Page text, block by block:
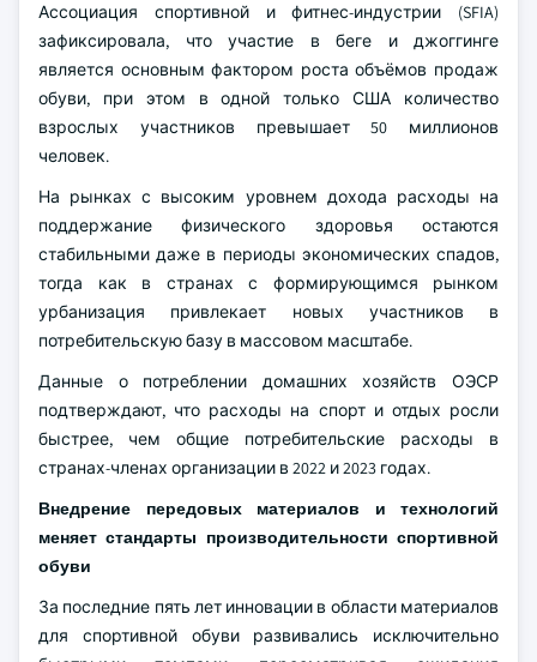
Ассоциация спортивной и фитнес-индустрии (SFIA)
зафиксировала, что участие в беге и джоггинге
является основным фактором роста объёмов продаж
обуви, при этом в одной только США количество
взрослых участников превышает 50 миллионов
человек.
На рынках с высоким уровнем дохода расходы на
поддержание физического здоровья остаются
стабильными даже в периоды экономических спадов,
тогда как в странах с формирующимся рынком
урбанизация привлекает новых участников в
потребительскую базу в массовом масштабе.
Данные о потреблении домашних хозяйств ОЭСР
подтверждают, что расходы на спорт и отдых росли
быстрее, чем общие потребительские расходы в
странах-членах организации в 2022 и 2023 годах.
Внедрение передовых материалов и технологий
меняет стандарты производительности спортивной
обуви
За последние пять лет инновации в области материалов
для спортивной обуви развивались исключительно